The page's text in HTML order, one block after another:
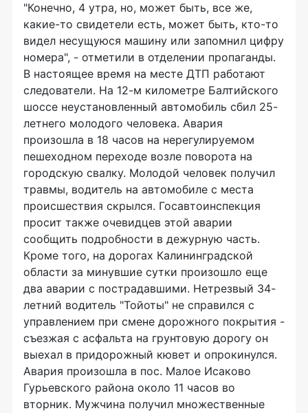
"Конечно, 4 утра, но, может быть, все же,
какие-то свидетели есть, может быть, кто-то
видел несущуюся машину или запомнил цифру
номера", - отметили в отделении пропаганды.
В настоящее время на месте ДТП работают
следователи. На 12-м километре Балтийского
шоссе неустановленный автомобиль сбил 25-
летнего молодого человека. Авария
произошла в 18 часов на нерегулируемом
пешеходном переходе возле поворота на
городскую свалку. Молодой человек получил
травмы, водитель на автомобиле с места
происшествия скрылся. Госавтоинспекция
просит также очевидцев этой аварии
сообщить подробности в дежурную часть.
Кроме того, на дорогах Калининградской
области за минувшие сутки произошло еще
два аварии с пострадавшими. Нетрезвый 34-
летний водитель "Тойоты" не справился с
управлением при смене дорожного покрытия -
съезжая с асфальта на грунтовую дорогу он
выехал в придорожный кювет и опрокинулся.
Авария произошла в пос. Малое Исаково
Гурьевского района около 11 часов во
вторник. Мужчина получил множественные